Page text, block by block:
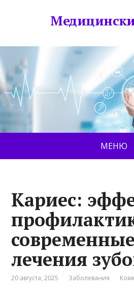
МЕНЮ
Кариес:
лечения
20 августа, 2025 Заболевания